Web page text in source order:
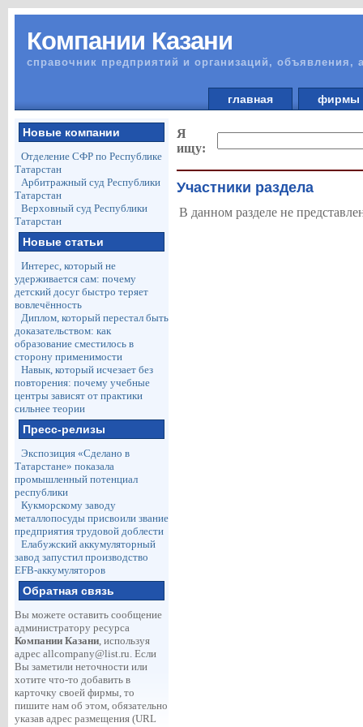
Компании Казани
справочник предприятий и организаций, объявления,
главная
Новые компании
Отделение СФР по Республике
Татарстан
Арбитражный суд Республики
Татарстан
Верховный суд Республики
Татарстан
Новые статьи
Интерес, который не
удерживается сам: почему
детский досуг быстро теряет
вовлечённость
Диплом, который перестал быть
доказательством: как
образование сместилось в
сторону применимости
Навык, который исчезает без
повторения: почему учебные
центры зависят от практики
сильнее теории
Пресс-релизы
Экспозиция «Сделано в
Татарстане» показала
промышленный потенциал
республики
Кукморскому заводу
металлопосуды присвоили звание
предприятия трудовой доблести
Елабужский аккумуляторный
завод запустил производство
EFB-аккумуляторов
Обратная связь
Вы можете оставить сообщение
администратору ресурса
Компании Казани, используя
адрес allcompany@list.ru. Если
Вы заметили неточности или
хотите что-то добавить в
карточку своей фирмы, то
пишите нам об этом, обязательно
указав адрес размещения (URL
Я
ищу:
Участники раздела
В данном разделе не